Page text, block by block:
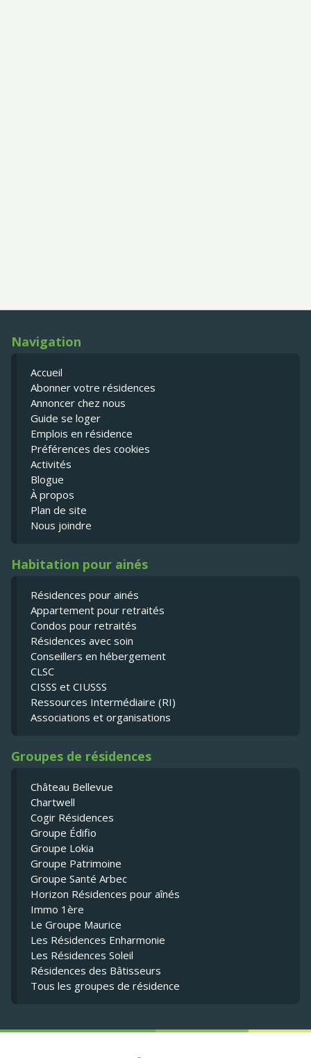
Navigation
Accueil
Abonner votre résidences
Annoncer chez nous
Guide se loger
Emplois en résidence
Préférences des cookies
Activités
Blogue
À propos
Plan de site
Nous joindre
Habitation pour ainés
Résidences pour ainés
Appartement pour retraités
Condos pour retraités
Résidences avec soin
Conseillers en hébergement
CLSC
CISSS et CIUSSS
Ressources Intermédiaire (RI)
Associations et organisations
Groupes de résidences
Château Bellevue
Chartwell
Cogir Résidences
Groupe Édifio
Groupe Lokia
Groupe Patrimoine
Groupe Santé Arbec
Horizon Résidences pour aînés
Immo 1ère
Le Groupe Maurice
Les Résidences Enharmonie
Les Résidences Soleil
Résidences des Bâtisseurs
Tous les groupes de résidence